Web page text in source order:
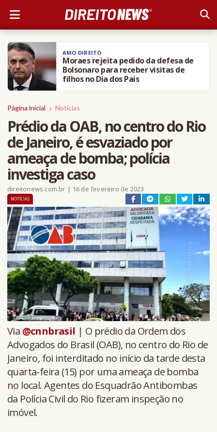
AMO DIREITO
Moraes rejeita pedido da defesa de
Bolsonaro para receber visitas de
filhos no Dia dos Pais
Página inicial Notícias
Prédio da OAB, no centro do Rio
de Janeiro, é esvaziado por
ameaça de bomba; polícia
investiga caso
direitonews.com.br | 16 de fevereiro de 2023
NOTÍCIAS
Via @cnnbrasil | O prédio da Ordem dos
Advogados do Brasil (OAB), no centro do Rio de
Janeiro, foi interditado no início da tarde desta
quarta-feira (15) por uma ameaça de bomba
no local. Agentes do Esquadrão Antibombas
da Polícia Civil do Rio fizeram inspeção no
imóvel.